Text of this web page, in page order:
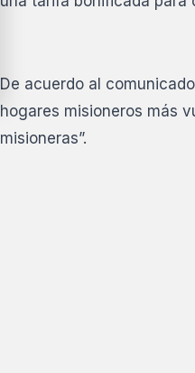
De acuerdo al
hogares misioneros más
misioneras”.